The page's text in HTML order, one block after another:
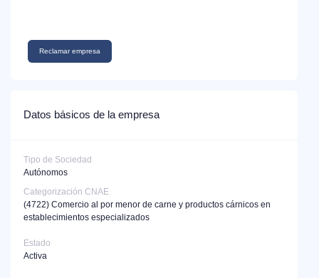
Reclamar empresa
Datos básicos de la empresa
Tipo de Sociedad
Autónomos
Categorización CNAE
(4722) Comercio al por menor de carne y productos cárnicos en
establecimientos especializados
Estado
Activa